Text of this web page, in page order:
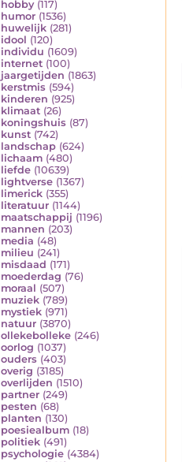
hobby (117)
humor (1536)
huwelijk (281)
idool (120)
individu (1609)
internet (100)
jaargetijden (1863)
kerstmis (594)
kinderen (925)
klimaat (26)
koningshuis (87)
kunst (742)
landschap (624)
lichaam (480)
liefde (10639)
lightverse (1367)
limerick (355)
literatuur (1144)
maatschappij (1196)
mannen (203)
media (48)
milieu (241)
misdaad (171)
moederdag (76)
moraal (507)
muziek (789)
mystiek (971)
natuur (3870)
ollekebolleke (246)
oorlog (1037)
ouders (403)
overig (3185)
overlijden (1510)
partner (249)
pesten (68)
planten (130)
poesiealbum (18)
politiek (491)
psychologie (4384)